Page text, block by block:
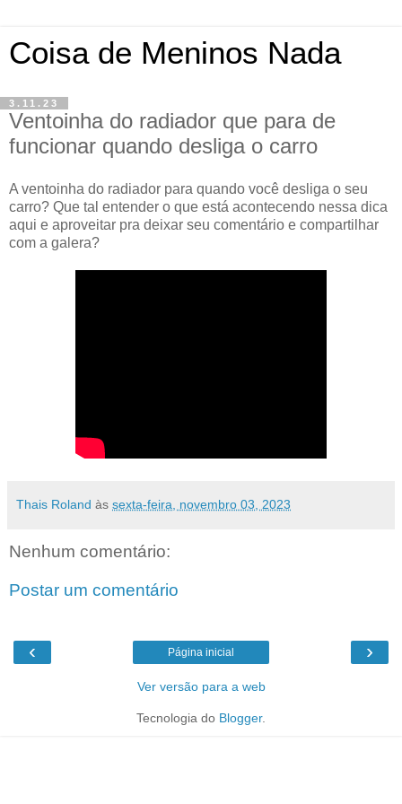
Coisa de Meninos Nada
3.11.23
Ventoinha do radiador que para de
funcionar quando desliga o carro
A ventoinha do radiador para quando você desliga o seu
carro? Que tal entender o que está acontecendo nessa dica
aqui e aproveitar pra deixar seu comentário e compartilhar
com a galera?
Thais Roland às sexta-feira, novembro 03, 2023
Nenhum comentário:
Postar um comentário
‹ ›
Página inicial
Ver versão para a web
Tecnologia do Blogger.